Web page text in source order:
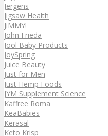
Jergens
Jigsaw Health
JiMMY!
John Frieda
Jool Baby Products
JoySpring
Juice Beauty
Just for Men
Just Hemp Foods
JYM Supplement Science
Kaffree Roma
KeaBabies
Kerasal
Keto Krisp